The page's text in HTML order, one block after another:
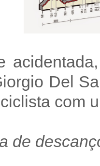
Del
com
de